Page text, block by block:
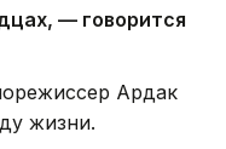
— говорится
Ардак
жизни.